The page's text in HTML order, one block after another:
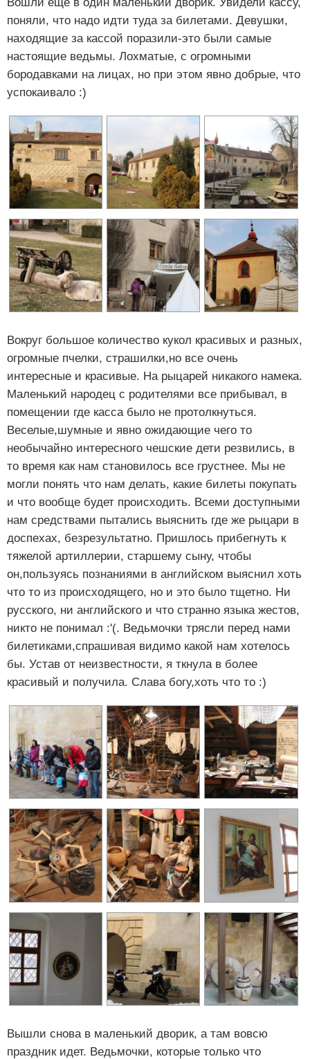
поняли, что надо идти туда за билетами. Девушки,
находящие за кассой поразили-это были самые
настоящие ведьмы. Лохматые, с огромными
бородавками на лицах, но при этом явно добрые, что
успокаивало :)
Вокруг большое количество кукол красивых и разных,
огромные пчелки, страшилки,но все очень
интересные и красивые. На рыцарей никакого намека.
Маленький народец с родителями все прибывал, в
помещении где касса было не протолкнуться.
Веселые,шумные и явно ожидающие чего то
необычайно интересного чешские дети резвились, в
то время как нам становилось все грустнее. Мы не
могли понять что нам делать, какие билеты покупать
и что вообще будет происходить. Всеми доступными
нам средствами пытались выяснить где же рыцари в
доспехах, безрезультатно. Пришлось прибегнуть к
тяжелой артиллерии, старшему сыну, чтобы
он,пользуясь познаниями в английском выяснил хоть
что то из происходящего, но и это было тщетно. Ни
русского, ни английского и что странно языка жестов,
никто не понимал :'(. Ведьмочки трясли перед нами
билетиками,спрашивая видимо какой нам хотелось
бы. Устав от неизвестности, я ткнула в более
красивый и получила. Слава богу,хоть что то :)
Вышли снова в маленький дворик, а там вовсю
праздник идет. Ведьмочки, которые только что